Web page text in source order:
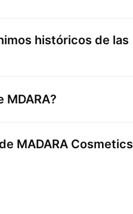
históricos de las
MDARA?
MADARA Cosmetics